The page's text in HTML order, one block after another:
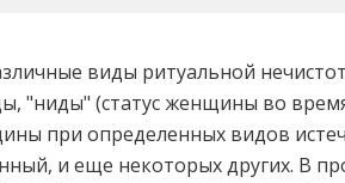
виды ритуальной
"ниды" (статус женщины во
при определенных видов
и еще некоторых других. В